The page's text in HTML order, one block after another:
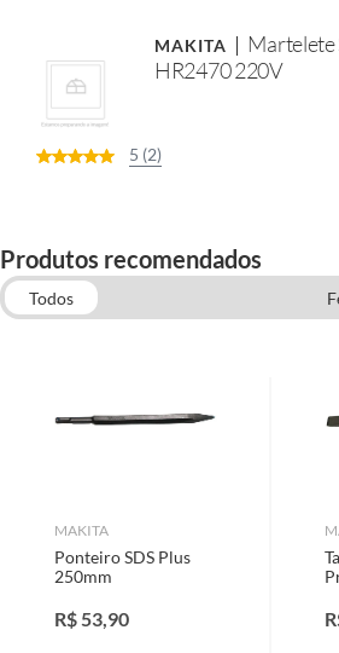
MAKITA
Martelete
HR2470 220V
5 (2)
Produtos recomendados
Todos
MAKITA
Ponteiro SDS Plus
250mm
R$53,90